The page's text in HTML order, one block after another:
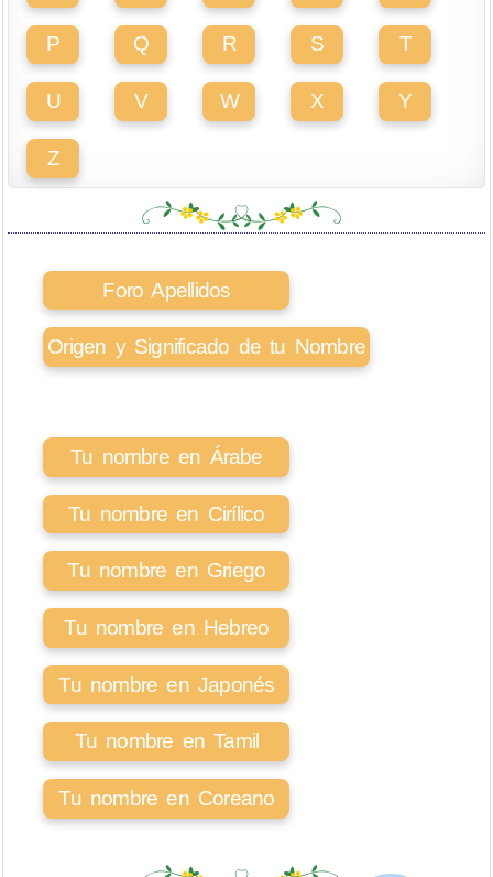
P Q R S T
U V W X Y
Z
Foro Apellidos
Origen y Significado de tu Nombre
Tu nombre en Árabe
Tu nombre en Cirílico
Tu nombre en Griego
Tu nombre en Hebreo
Tu nombre en Japonés
Tu nombre en Tamil
Tu nombre en Coreano